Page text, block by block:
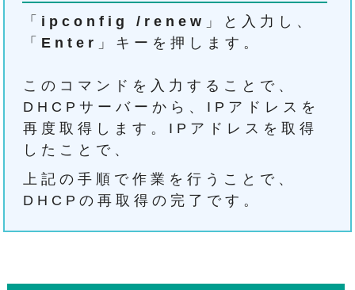
「 ipconfig /renew 」と入力し、
「 Enter 」キーを押します。
このコマンドを入力することで、
DHCPサーバーから、IPアドレスを
再度取得します。IPアドレスを取得
したことで、
上記の手順で作業を行うことで、
DHCPの再取得の完了です。